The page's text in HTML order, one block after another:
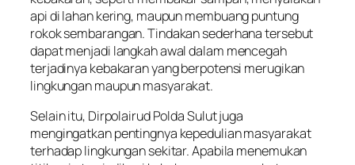
api di lahan kering, maupun membuang puntung
rokok sembarangan. Tindakan sederhana tersebut
dapat menjadi langkah awal dalam mencegah
terjadinya kebakaran yang berpotensi merugikan
lingkungan maupun masyarakat.
Selain itu, Dirpolairud Polda Sulut juga
mengingatkan pentingnya kepedulian masyarakat
terhadap lingkungan sekitar. Apabila menemukan